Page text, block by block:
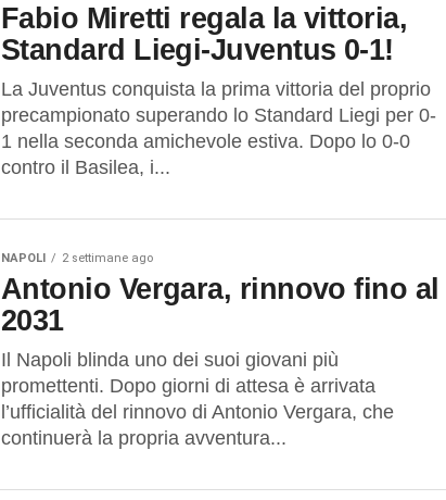
Fabio Miretti regala la vittoria,
Standard Liegi-Juventus 0-1!
La Juventus conquista la prima vittoria del proprio
precampionato superando lo Standard Liegi per 0-
1 nella seconda amichevole estiva. Dopo lo 0-0
contro il Basilea, i...
NAPOLI 2 settimane ago
Antonio Vergara, rinnovo fino al
2031
Il Napoli blinda uno dei suoi giovani più
promettenti. Dopo giorni di attesa è arrivata
l’ufficialità del rinnovo di Antonio Vergara, che
continuerà la propria avventura...